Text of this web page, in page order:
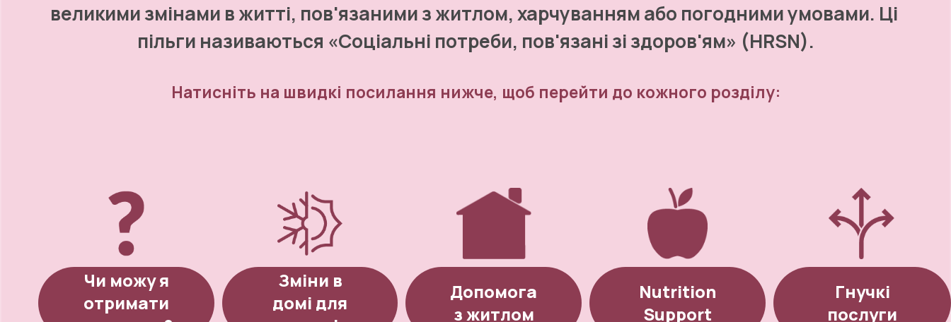
великими змінами в житті, пов'язаними з житлом, харчуванням або погодними умовами. Ці
пільги називаються «Соціальні потреби, пов'язані зі здоров'ям» (HRSN).
Натисніть на швидкі посилання нижче, щоб перейти до кожного розділу:
Зміни в
домі для
Чи можу я
отримати
Гнучкі
послуги
Допомога
з житлом
Nutrition
Support